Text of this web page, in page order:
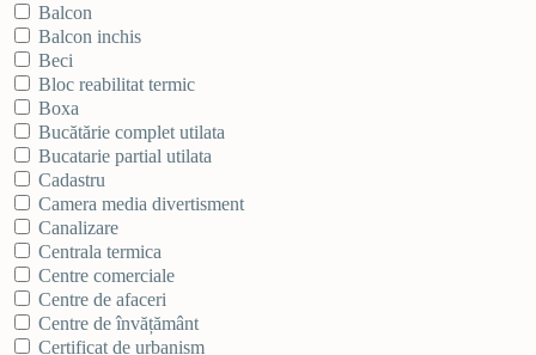
Balcon
Balcon inchis
Beci
Bloc reabilitat termic
Boxa
Bucătărie complet utilata
Bucatarie partial utilata
Cadastru
Camera media divertisment
Canalizare
Centrala termica
Centre comerciale
Centre de afaceri
Centre de învățământ
Certificat de urbanism